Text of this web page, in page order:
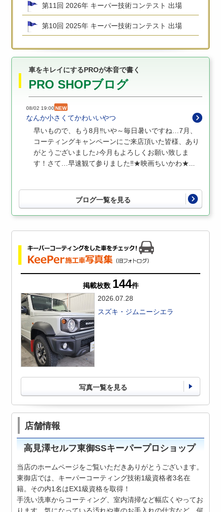
第11回 2026年 キーパー技術コンテスト 出場
第10回 2025年 キーパー技術コンテスト 出場
車をキレイにするPROが本音で書く
PRO SHOPブログ
08/02 19:00 NEW
なんか小さくてかわいいやつ
早いもので、もう8月‼いや～毎日暑いですね…7月、
コーティングキャンペーンにご来店頂いた皆様、あり
がとうございました♪今月もよろしくお願い致しま
す！さて…早速観て参りました‼★映画ちいかわ★...
ブログ一覧を見る
掲載枚数 144件
2026.07.28
スズキ・ジムニーシエラ
写真一覧を見る
店舗情報
高見澤セルフ東御SSキーパープロショップ
当店のホームページをご覧いただきありがとうございます。
東御店では、キーパーコーティング技術1級資格者3名在
籍。その内1名はEX1級資格を取得！
手洗い洗車からコーティング、室内清掃など幅広くやってお
ります。気になっている汚れや車のお手入れの仕方など、何